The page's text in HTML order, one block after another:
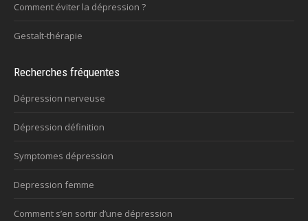
Comment éviter la dépression ?
Gestalt-thérapie
Recherches fréquentes
Dépression nerveuse
Dépression définition
Symptomes dépression
Depression femme
Comment s’en sortir d’une dépression